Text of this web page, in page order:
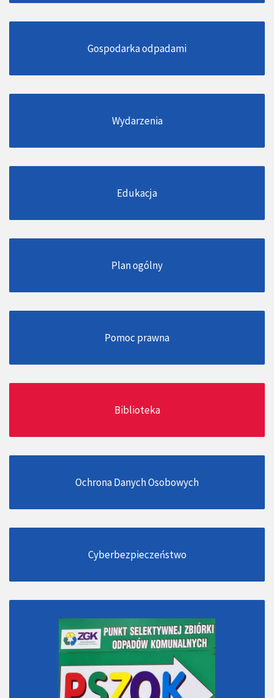
Gospodarka odpadami
Wydarzenia
Edukacja
Plan ogólny
Pomoc prawna
Biblioteka
Ochrona Danych Osobowych
Cyberbezpieczeństwo